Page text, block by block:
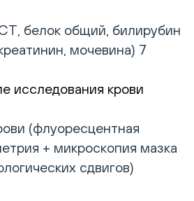
белок общий, билирубин
мочевина) 7
исследования крови
(флуоресцентная
+ микроскопия мазка
сдвигов)